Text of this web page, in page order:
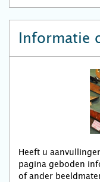
Informatie
Heeft u
pagina geboden
of ander